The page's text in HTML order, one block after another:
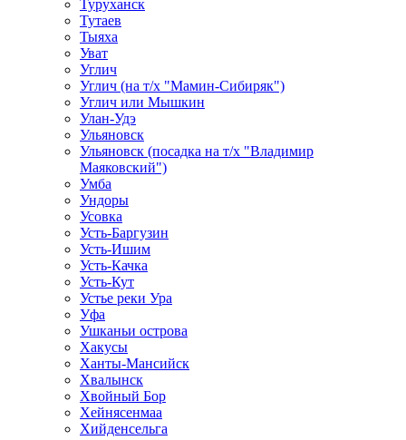
Туруханск
Тутаев
Тыяха
Уват
Углич
Углич (на т/х "Мамин-Сибиряк")
Углич или Мышкин
Улан-Удэ
Ульяновск
Ульяновск (посадка на т/х "Владимир
Маяковский")
Умба
Ундоры
Усовка
Усть-Баргузин
Усть-Ишим
Усть-Качка
Усть-Кут
Устье реки Ура
Уфа
Ушканьи острова
Хакусы
Ханты-Мансийск
Хвалынск
Хвойный Бор
Хейнясенмаа
Хийденсельга